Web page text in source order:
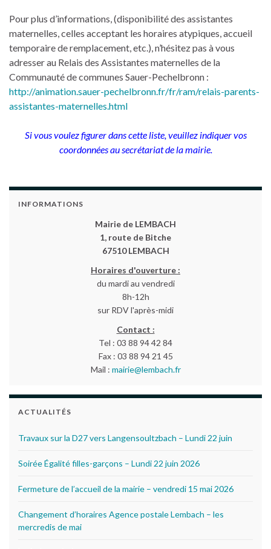
Pour plus d’informations, (disponibilité des assistantes
maternelles, celles acceptant les horaires atypiques, accueil
temporaire de remplacement, etc.), n’hésitez pas à vous
adresser au Relais des Assistantes maternelles de la
Communauté de communes Sauer-Pechelbronn :
http://animation.sauer-pechelbronn.fr/fr/ram/relais-parents-
assistantes-maternelles.html
Si vous voulez figurer dans cette liste, veuillez indiquer vos
coordonnées au secrétariat de la mairie.
INFORMATIONS
Mairie de LEMBACH
1, route de Bitche
67510 LEMBACH
Horaires d'ouverture :
du mardi au vendredi
8h-12h
sur RDV l'après-midi
Contact :
Tel : 03 88 94 42 84
Fax : 03 88 94 21 45
Mail : mairie@lembach.fr
ACTUALITÉS
Travaux sur la D27 vers Langensoultzbach – Lundi 22 juin
Soirée Égalité filles-garçons – Lundi 22 juin 2026
Fermeture de l’accueil de la mairie – vendredi 15 mai 2026
Changement d’horaires Agence postale Lembach – les
mercredis de mai